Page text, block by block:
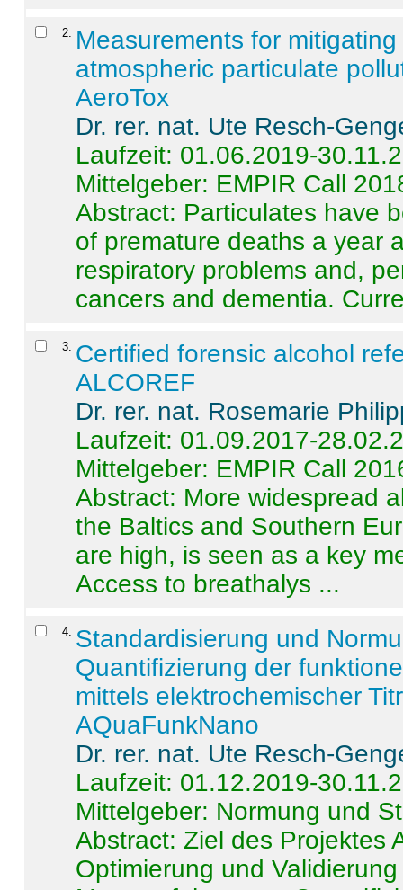
2
Measurements for
atmospheric particulate
AeroTox
Dr. rer. nat. Ute Resch-
Laufzeit: 01.06.2019-
Mittelgeber: EMPIR Call
Abstract: Particulates have
of premature deaths a year
respiratory problems and,
cancers and dementia.
3 Certified forensic alcohol
ALCOREF
Dr. rer. nat. Rosemarie
Laufzeit: 01.09.2017-
Mittelgeber: EMPIR Call
Abstract: More widespread
the Baltics and Southern
are high, is seen as a key
Access to breathalys ...
4 Standardisierung und
Quantifizierung der
mittels elektrochemischer
AQuaFunkNano
Dr. rer. nat. Ute Resch-
Laufzeit: 01.12.2019-
Mittelgeber: Normung und
Abstract:Ziel des Projektes
Optimierung und